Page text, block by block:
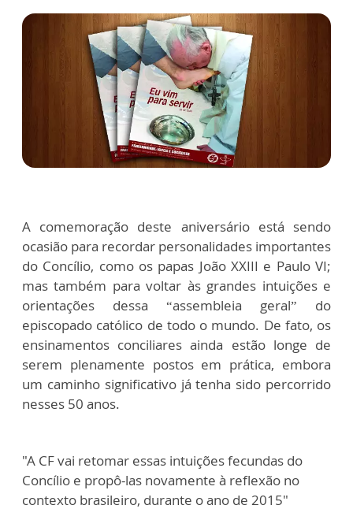
A comemoração deste aniversário está sendo
ocasião para recordar personalidades importantes
do Concílio, como os papas João XXIII e Paulo VI;
mas também para voltar às grandes intuições e
orientações dessa “assembleia geral” do
episcopado católico de todo o mundo. De fato, os
ensinamentos conciliares ainda estão longe de
serem plenamente postos em prática, embora
um caminho significativo já tenha sido percorrido
nesses 50 anos.
"A CF vai retomar essas intuições fecundas do
Concílio e propô-las novamente à reflexão no
contexto brasileiro, durante o ano de 2015"